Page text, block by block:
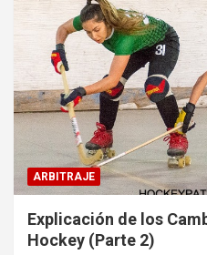
ARBITRAJE
Explicación de los
Hockey (Parte 2)